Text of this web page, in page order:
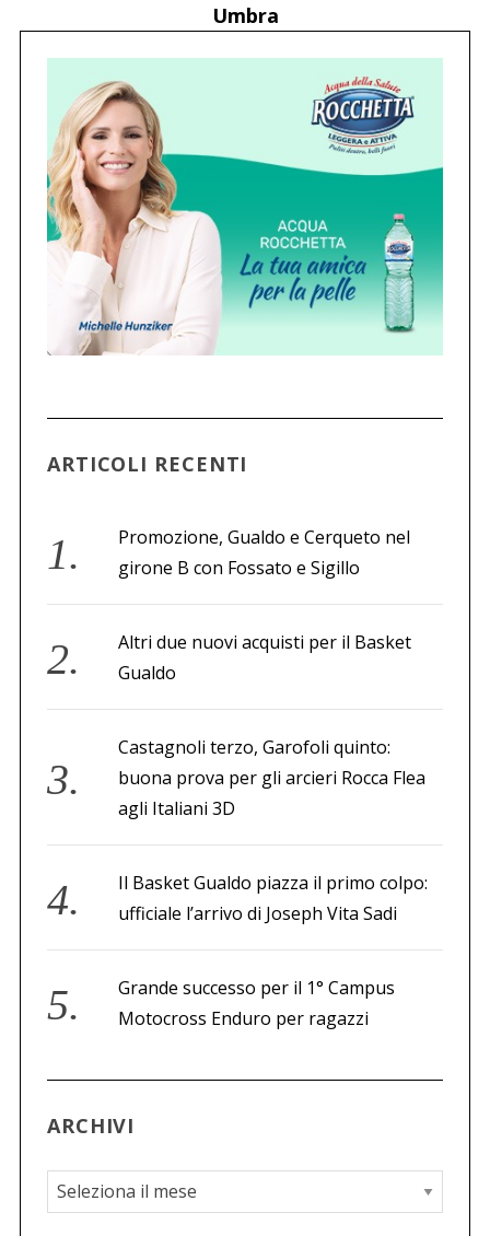
Umbra
ARTICOLI RECENTI
Promozione, Gualdo e Cerqueto nel
girone B con Fossato e Sigillo
Altri due nuovi acquisti per il Basket
Gualdo
Castagnoli terzo, Garofoli quinto:
buona prova per gli arcieri Rocca Flea
agli Italiani 3D
Il Basket Gualdo piazza il primo colpo:
ufficiale l’arrivo di Joseph Vita Sadi
Grande successo per il 1° Campus
Motocross Enduro per ragazzi
ARCHIVI
A
r